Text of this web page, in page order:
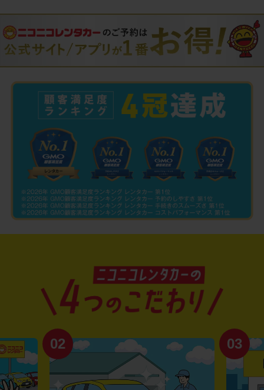
02 03